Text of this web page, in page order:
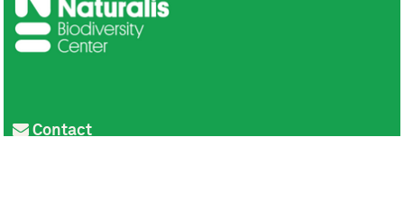
Contact